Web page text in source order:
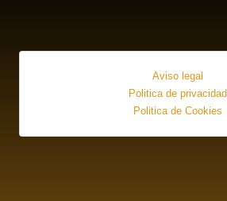
Aviso legal
Politica de privacidad
Politica de Cookies